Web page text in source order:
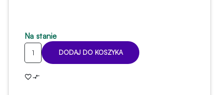
Na stanie
ilość
Ustnik
AO
DODAJ DO KOSZYKA